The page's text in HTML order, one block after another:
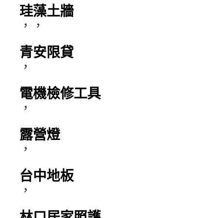
珪藻土牆
，，
青安限貸
，
電機檢修工具
，
露營燈
，
台中地板
，